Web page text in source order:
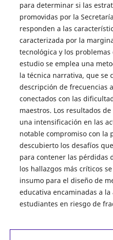
para determinar si las
promovidas por la
responden a las
caracterizada por la
tecnológica y los
estudio se emplea una
la técnica narrativa, que se
descripción de frecuencias
conectados con las
maestros. Los resultados
una intensificación en las
notable compromiso con la
descubierto los desafíos
para contener las pérdidas
los hallazgos más críticos
insumo para el diseño de
educativa encaminadas a
estudiantes en riesgo de